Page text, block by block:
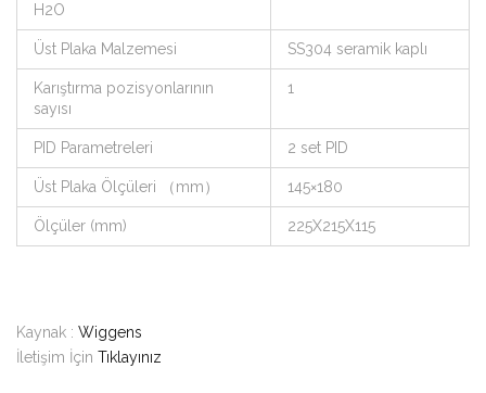
H2O
Üst Plaka Malzemesi SS304 seramik kaplı
Karıştırma pozisyonlarının
sayısı
1
PID Parametreleri 2 set PID
Üst Plaka Ölçüleri （mm） 145×180
Ölçüler (mm) 225X215X115
Kaynak : Wiggens
İletişim İçin Tıklayınız